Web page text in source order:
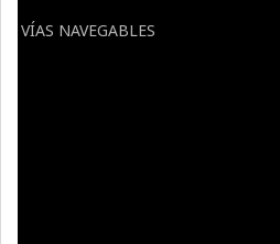
VÍAS NAVEGABLES